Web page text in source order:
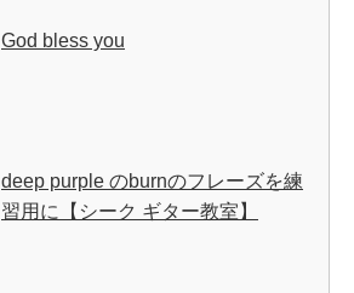
God bless you
deep purple のburnのフレーズを練
習用に【シーク ギター教室】